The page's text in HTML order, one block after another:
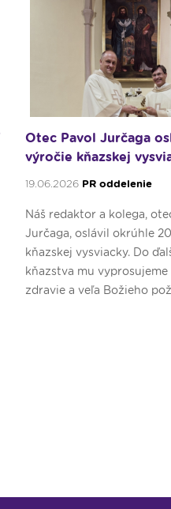
Otec Pavol Jurčaga
výročie kňazskej
19.06.2026 PR oddelenie
Náš redaktor a kolega,
Jurčaga, oslávil okrúhle
kňazskej vysviacky. Do
kňazstva mu vyprosujeme
zdravie a veľa Božieho